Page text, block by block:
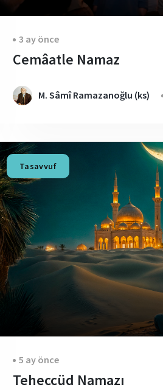
3 ay önce
Cemâatle Namaz
M. Sâmî Ramazanoğlu (ks)
Tasavvuf
5 ay önce
Teheccüd Namazı